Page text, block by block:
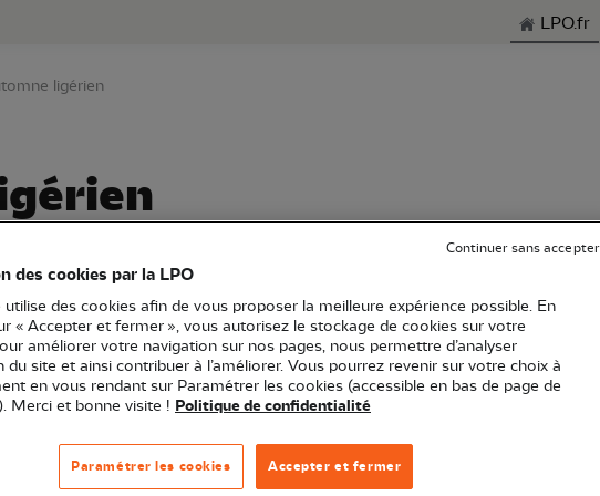
Aller à la rechercheLPO.fr
ligérien
Centre-Val de Loire Sortie nature 37 - Indre-et-Loire
des cookies par la LPO
utilise des cookies afin de vous proposer la meilleure expérience possible. En
« Accepter et fermer », vous autorisez le stockage de cookies sur votre
améliorer votre navigation sur nos pages, nous permettre d’analyser
du site et ainsi contribuer à l’améliorer. Vous pourrez revenir sur votre choix à
en vous rendant sur Paramétrer les cookies (accessible en bas de page de
Merci et bonne visite ! Politique de confidentialité
Accepter et fermer
Paramétrer les cookies
Continuer sans accepter